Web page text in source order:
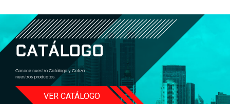
CATÁLOGO
Conoce nuestro Catálogo y Cotiza
nuestros productos.
VER CATÁLOGO